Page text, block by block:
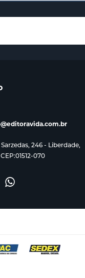
246 - Liberdade,
070